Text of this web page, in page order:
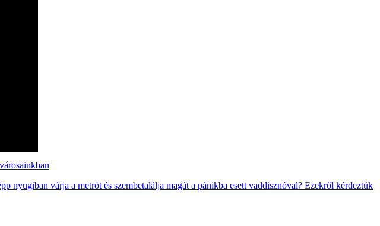
nyugiban várja a metrót és szembetalálja magát a pánikba esett vaddisznóval? Ezekről kérdeztük